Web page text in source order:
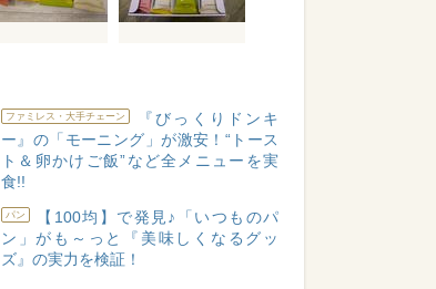
ファミレス・大手チェーン
『びっくりドンキ
ー』の「モーニング」が激安！“トース
ト＆卵かけご飯”など全メニューを実
食!!
パン
【100均】で発見♪「いつものパ
ン」がも～っと『美味しくなるグッ
ズ』の実力を検証！